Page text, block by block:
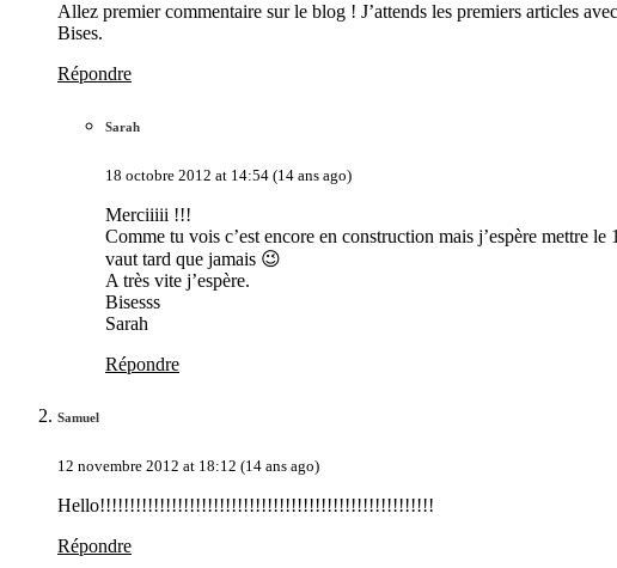
Allez premier commentaire sur le blog ! J’attends les premiers articles
Bises.
Répondre
Sarah
18 octobre 2012 at 14:54 (14 ans ago)
Merciiiii !!!
Comme tu vois c’est encore en construction mais j’espère mettre
vaut tard que jamais 😉
A très vite j’espère.
Bisesss
Sarah
Répondre
Samuel
12 novembre 2012 at 18:12 (14 ans ago)
Hello!!!!!!!!!!!!!!!!!!!!!!!!!!!!!!!!!!!!!!!!!!!!!!!!!!!!!!!!
Répondre